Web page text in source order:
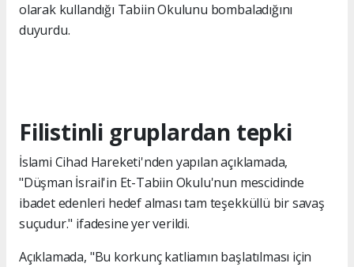
olarak kullandığı Tabiin Okulunu bombaladığını
duyurdu.
Filistinli gruplardan tepki
İslami Cihad Hareketi'nden yapılan açıklamada,
"Düşman İsrail'in Et-Tabiin Okulu'nun mescidinde
ibadet edenleri hedef alması tam teşekküllü bir savaş
suçudur." ifadesine yer verildi.
Açıklamada, "Bu korkunç katliamın başlatılması için